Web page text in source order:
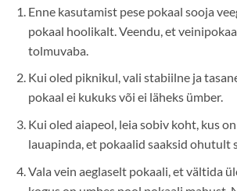
Enne kasutamist pese pokaal sooja
pokaal hoolikalt. Veendu, et
tolmuvaba.
Kui oled piknikul, vali stabiilne ja
pokaal ei kukuks või ei läheks ümber.
Kui oled aiapeol, leia sobiv koht, kus
lauapinda, et pokaalid saaksid ohutult
Vala vein aeglaselt pokaali, et vältida